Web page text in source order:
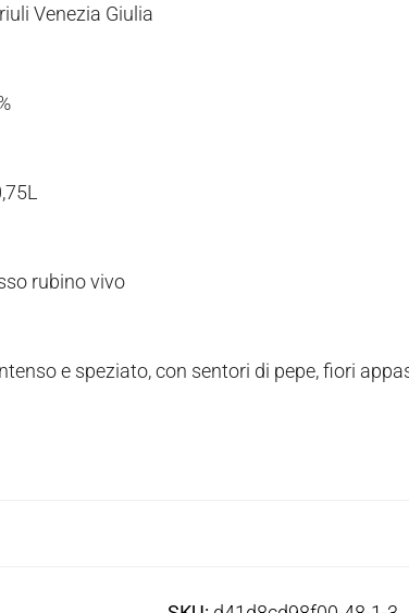
Venezia Giulia
rubino vivo
e speziato, con sentori di pepe, fiori